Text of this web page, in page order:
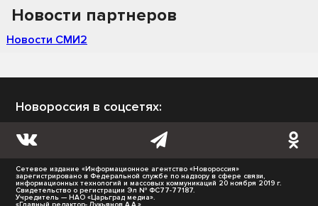
Новости партнеров
Новости СМИ2
Новороссия в соцсетях:
Сетевое издание «Информационное агентство «Новороссия»
зарегистрировано в Федеральной службе по надзору в сфере связи,
информационных технологий и массовых коммуникаций 20 ноября 2019 г.
Свидетельство о регистрации Эл № ФС77-77187.
Учредитель — НАО «Царьград медиа».